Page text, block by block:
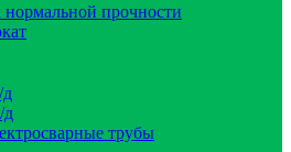
нормальной прочности
д
д
трубы